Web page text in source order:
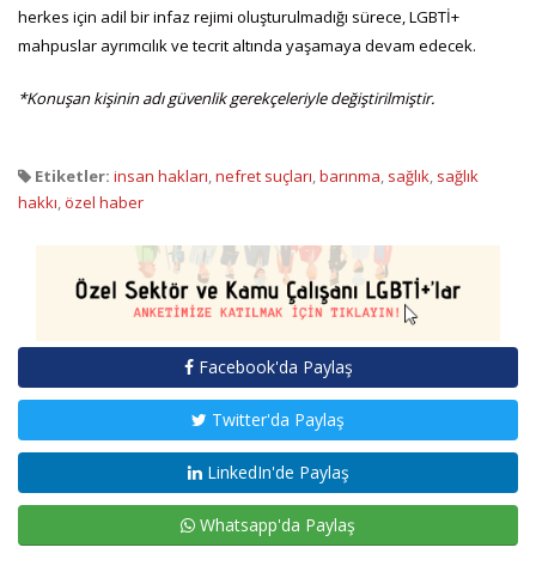
herkes için adil bir infaz rejimi oluşturulmadığı sürece, LGBTİ+
mahpuslar ayrımcılık ve tecrit altında yaşamaya devam edecek.
*Konuşan kişinin adı güvenlik gerekçeleriyle değiştirilmiştir.
Etiketler: insan hakları,nefret suçları,barınma, sağlık, sağlık
hakkı,özel haber
Facebook'da Paylaş
Twitter'da Paylaş
LinkedIn'de Paylaş
Whatsapp'da Paylaş